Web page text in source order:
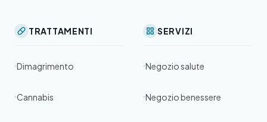
TRATTAMENTI
Dimagrimento
Cannabis
SERVIZI
Negozio salute
Negozio benessere